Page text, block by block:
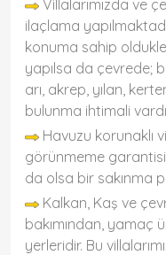
Villalarımızda ve
ilaçlama
konuma sahip
yapılsa da çevrede;
arı, akrep, yılan,
bulunma ihtimali
Havuzu korunaklı
görünmeme
da olsa bir sakınma
Kalkan, Kaş ve
bakımından, yamaç
yerleridir. Bu